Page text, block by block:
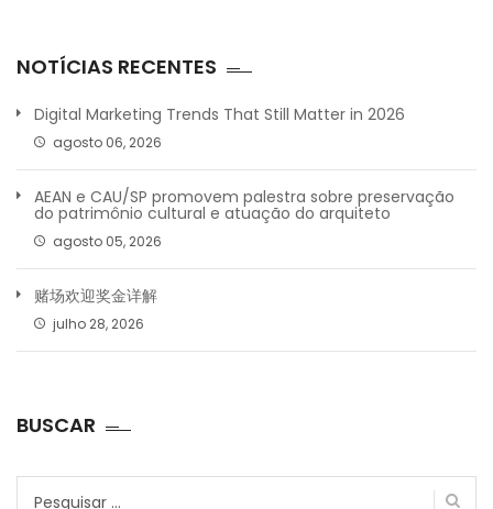
NOTÍCIAS RECENTES
Digital Marketing Trends That Still Matter in 2026
agosto 06, 2026
AEAN e CAU/SP promovem palestra sobre preservação
do patrimônio cultural e atuação do arquiteto
agosto 05, 2026
赌场欢迎奖金详解
julho 28, 2026
BUSCAR